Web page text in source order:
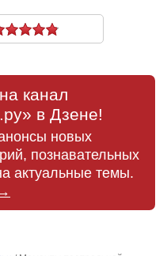
канал
в Дзене!
новых
познавательных
актуальные темы.